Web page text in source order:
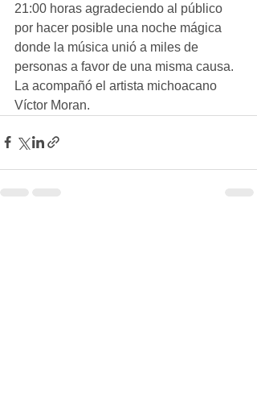
21:00 horas agradeciendo al público
por hacer posible una noche mágica
donde la música unió a miles de
personas a favor de una misma causa.
La acompañó el artista michoacano
Víctor Moran.